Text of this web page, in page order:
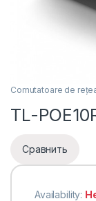
Comutatoare de
TL-
Сравнить
Availability: